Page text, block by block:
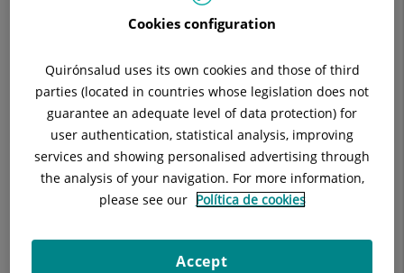
934959286
Descripció Equip Mèdic Malalties
Cookies configuration
Quirónsalud uses its own cookies and those of third
parties (located in countries whose legislation does not
guarantee an adequate level of data protection) for
user authentication, statistical analysis, improving
services and showing personalised advertising through
the analysis of your navigation. For more information,
please see our Política de cookies
Accept